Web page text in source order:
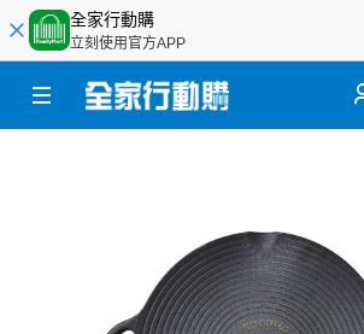
全家行動購
立刻使用官方APP